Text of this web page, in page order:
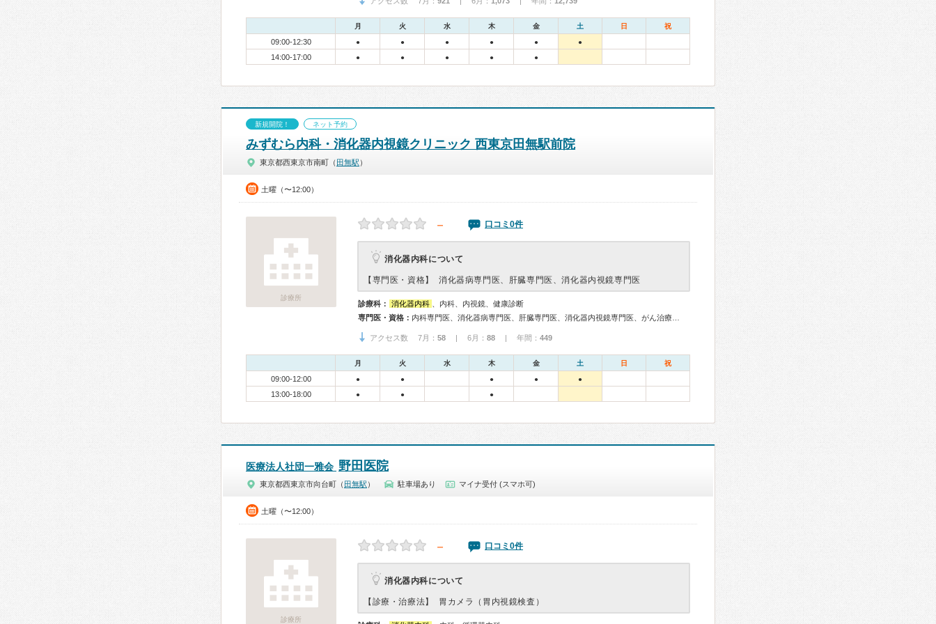
月 火 水 木 金 土 日 祝
09:00-12:30 ● ● ● ● ● ●
14:00-17:00 ● ● ● ● ●
新規開院！ ネット予約
みずむら内科・消化器内視鏡クリニック 西東京田無駅前院
東京都西東京市南町（ 田無駅 ）
土曜（〜12:00）
診療所
－ 口コミ0件
消化器内科について
【専門医・資格】 消化器病専門医、肝臓専門医、消化器内視鏡専門医
診療科： 消化器内科
、内科、内視鏡、健康診断
専門医・資格：
アクセス数 7月： 58 | 6月： 88 | 年間： 449
月 火 水 木 金 土 日 祝
09:00-12:00 ● ● ● ● ●
13:00-18:00 ● ● ●
医療法人社団一雅会 野田医院
東京都西東京市向台町（ 田無駅 ） 駐車場あり マイナ受付 (スマホ可)
土曜（〜12:00）
診療所
－ 口コミ0件
消化器内科について
【診療・治療法】 胃カメラ（胃内視鏡検査）